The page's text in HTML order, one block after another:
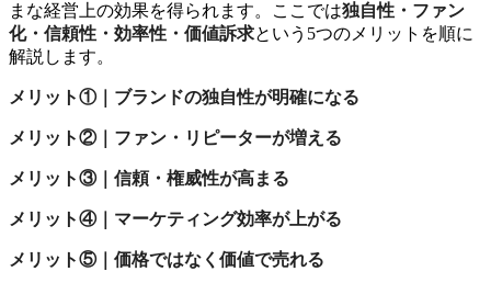
まな経営上の効果を得られます。ここでは独自性・ファン
化・信頼性・効率性・価値訴求という5つのメリットを順に
解説します。
メリット①｜ブランドの独自性が明確になる
メリット②｜ファン・リピーターが増える
メリット③｜信頼・権威性が高まる
メリット④｜マーケティング効率が上がる
メリット⑤｜価格ではなく価値で売れる